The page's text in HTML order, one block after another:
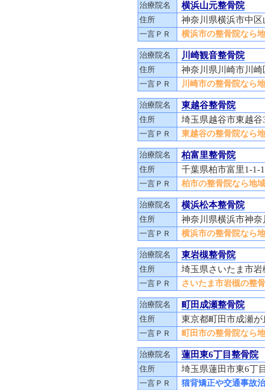
治療院名 横浜山元整骨院
住所 神奈川県横浜市中
一言ＰＲ 横浜市の整骨院なら
治療院名 川崎観音整骨院
住所 神奈川県川崎市川
一言ＰＲ 川崎市の整骨院なら
治療院名 東越谷整骨院
住所 埼玉県越谷市東越
一言ＰＲ 東越谷の整骨院なら
治療院名 柏富里整骨院
住所 千葉県柏市富里1-
一言ＰＲ 柏市の整骨院なら地
治療院名 横浜松本整骨院
住所 神奈川県横浜市神
一言ＰＲ 横浜市の整骨院なら
治療院名 東岩槻整骨院
住所 埼玉県さいたま市
一言ＰＲ さいたま市岩槻の整
治療院名 町田成瀬整骨院
住所 東京都町田市成瀬
一言ＰＲ 町田市の整骨院なら
治療院名 蓮田東6丁目整骨院
住所 埼玉県蓮田市東6丁
一言ＰＲ 猫背矯正や交通事故